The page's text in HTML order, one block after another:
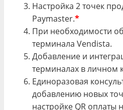
Настройка 2 точек
Paymaster.*
При необходимости
терминала Vendista.
Добавление и
терминалах в личном
Единоразовая
добавлению новых
настройке QR оплаты